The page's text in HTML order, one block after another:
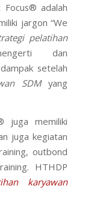
Focus® adalah
jargon “We
pelatihan
dan
setelah
SDMyang
juga memiliki
juga kegiatan
outbond
HTHDP
karyawan